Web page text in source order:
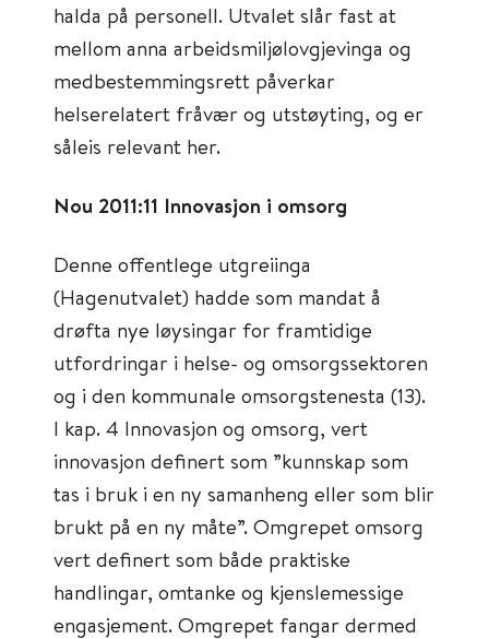
halda på personell. Utvalet slår fast at
mellom anna arbeidsmiljølovgjevinga og
medbestemmingsrett påverkar
helserelatert fråvær og utstøyting, og er
såleis relevant her.
Nou 2011:11 Innovasjon i omsorg
Denne offentlege utgreiinga
(Hagenutvalet) hadde som mandat å
drøfta nye løysingar for framtidige
utfordringar i helse- og omsorgssektoren
og i den kommunale omsorgstenesta (13).
I kap. 4 Innovasjon og omsorg, vert
innovasjon definert som ”kunnskap som
tas i bruk i en ny samanheng eller som blir
brukt på en ny måte”. Omgrepet omsorg
vert definert som både praktiske
handlingar, omtanke og kjenslemessige
engasjement. Omgrepet fangar dermed